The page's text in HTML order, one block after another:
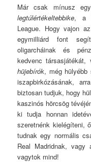
Már csak mínusz
legtúlértékeltebbike, a
League. Hogy vajon
egymilliárd font
oligarcháinak és
kedvenc
hüjebírók, még hülyébb
iszapbirkózásának,
biztosan tudjuk, hogy
kaszinós hörcsög
ki tudja honnan
szeretnénk kielégíteni,
tudnak egy normális
Real Madridnak, vagy
vagytok mind!